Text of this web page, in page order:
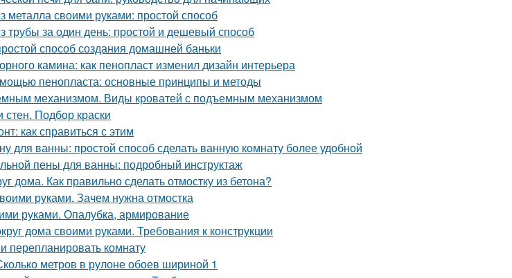
металла своими руками: простой способ
трубы за один день: простой и дешевый способ
способ создания домашней баньки
камина: как пенопласт изменил дизайн интерьера
пенопласта: основные принципы и методы
механизмом. Виды кроватей с подъемным механизмом
Подбор краски
как справиться с этим
для ванны: простой способ сделать ванную комнату более удобной
пены для ванны: подробный инструктаж
дома. Как правильно сделать отмостку из бетона?
руками. Зачем нужна отмостка
руками. Опалубка, армирование
дома своими руками. Требования к конструкции
перепланировать комнату
метров в рулоне обоев шириной 1